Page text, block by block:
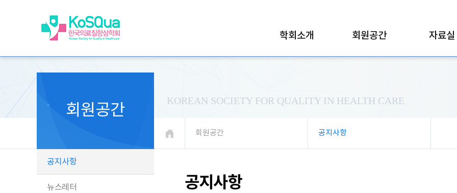
학회소개 회원공간 자료실
KOREAN SOCIETY FOR QUALITY IN HEALTH CARE
회원공간 공지사항
회원공간
공지사항
뉴스레터 공지사항